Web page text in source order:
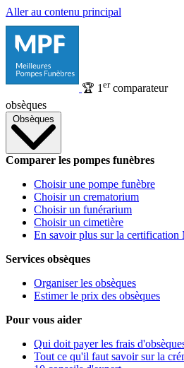
Aller au contenu principal
🏆 1 ercomparateur
obsèques
Obsèques
Comparer les pompes funèbres
Choisir une pompe funèbre
Choisir un crematorium
Choisir un funérarium
Choisir un cimetière
En savoir plus sur la certification
Services obsèques
Organiser les obsèques
Estimer le prix des obsèques
Pour vous aider
Qui doit payer les frais
Tout ce qu'il faut savoir sur la